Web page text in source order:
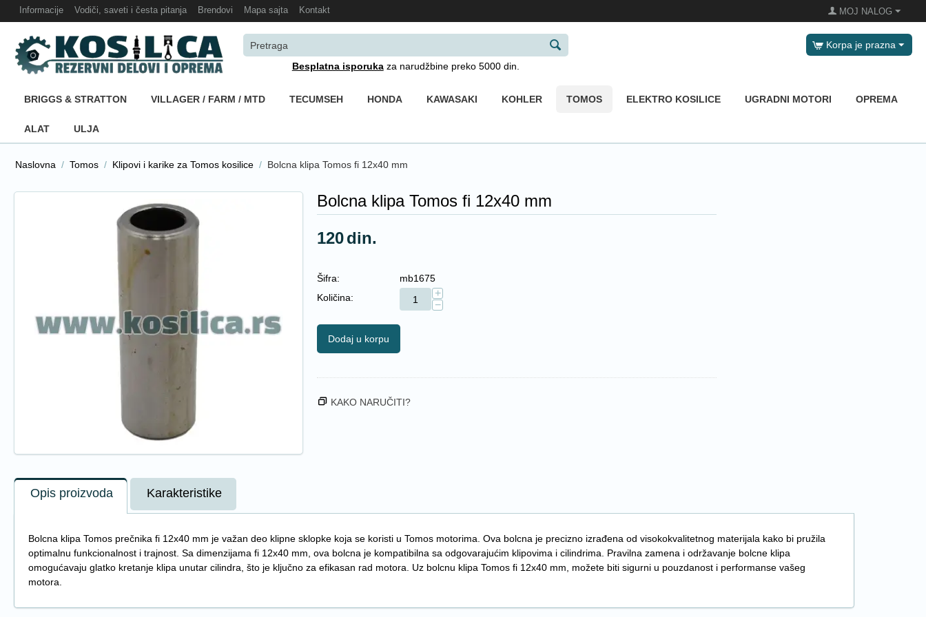
Informacije Vodiči, saveti i česta pitanja Brendovi Mapa sajta Kontakt MOJ NALOG
Besplatna isporukaza narudžbine preko 5000 din.
Korpa je prazna
BRIGGS & STRATTON VILLAGER / FARM / MTD TECUMSEH HONDA KAWASAKI KOHLER TOMOS ELEKTRO KOSILICE UGRADNI MOTORI OPREMA
ALAT ULJA
Naslovna / Tomos / Klipovi i karike za Tomos kosilice / Bolcna klipa Tomos fi 12x40 mm
Bolcna klipa Tomos fi 12x40 mm
120din.
Šifra:
mb1675
Količina:
+
−
Dodaj u korpu
KAKO NARUČITI?
Opis proizvoda Karakteristike
Bolcna klipa Tomos prečnika fi 12x40 mm je važan deo klipne sklopke koja se koristi u Tomos motorima. Ova bolcna je precizno izrađena od visokokvalitetnog materijala kako bi pružila
optimalnu funkcionalnost i trajnost. Sa dimenzijama fi 12x40 mm, ova bolcna je kompatibilna sa odgovarajućim klipovima i cilindrima. Pravilna zamena i održavanje bolcne klipa
omogućavaju glatko kretanje klipa unutar cilindra, što je ključno za efikasan rad motora. Uz bolcnu klipa Tomos fi 12x40 mm, možete biti sigurni u pouzdanost i performanse vašeg
motora.